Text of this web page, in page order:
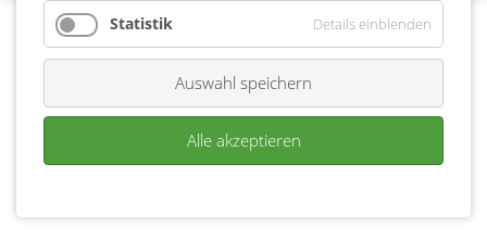
Statistik Details einblenden
Auswahl speichern
Alle akzeptieren